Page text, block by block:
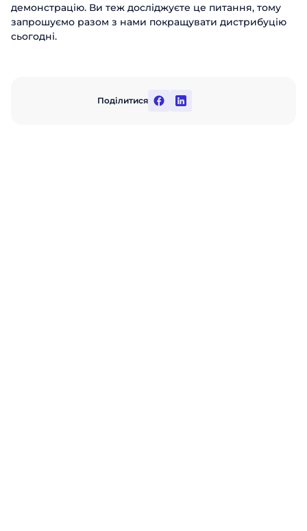
демонстрацію. Ви теж досліджуєте це питання, тому
запрошуємо разом з нами покращувати дистрибуцію
сьогодні.
Поділитися